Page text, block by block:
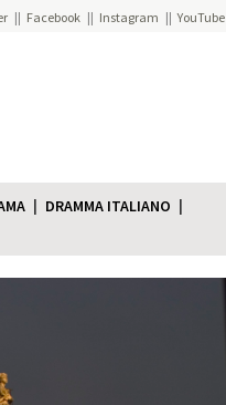
Facebook Instagram YouTube
DRAMMA ITALIANO